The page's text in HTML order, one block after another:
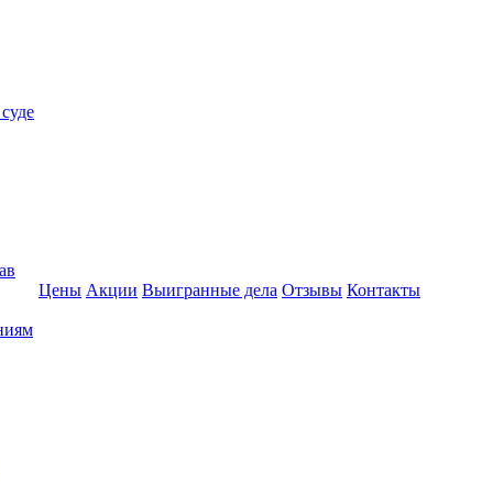
Цены Акции Выигранные дела Отзывы Контакты